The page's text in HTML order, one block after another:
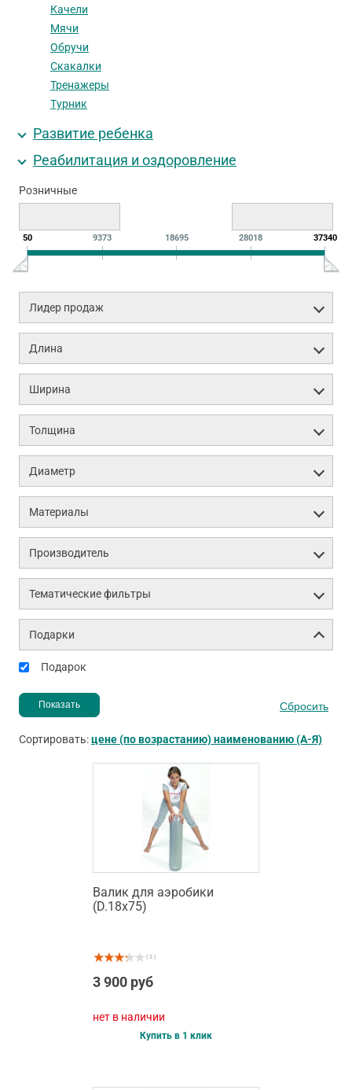
Качели
Мячи
Обручи
Скакалки
Тренажеры
Турник
Развитие ребенка
Реабилитация и оздоровление
Розничные
50 9373 18695 28018 37340
Лидер продаж
Длина
Ширина
Толщина
Диаметр
Материалы
Производитель
Тематические фильтры
Подарки
Подарок
Сортировать:цене (по возрастанию)наименованию (А-Я)
Валик для аэробики
(D.18х75)
( 2 )
3 900 руб
нет в наличии
Купить в 1 клик